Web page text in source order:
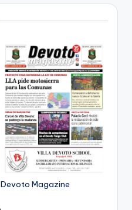
Devoto Magazine